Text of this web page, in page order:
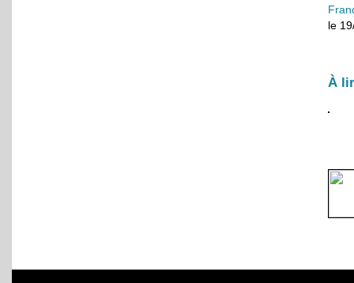
le
À